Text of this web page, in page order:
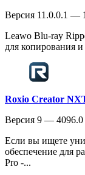
Версия 11.0.0.1 —
Leawo Blu-ray
для копирования
Roxio Creator
Версия 9 —
Если вы ищете
обеспечение для
Pro -...